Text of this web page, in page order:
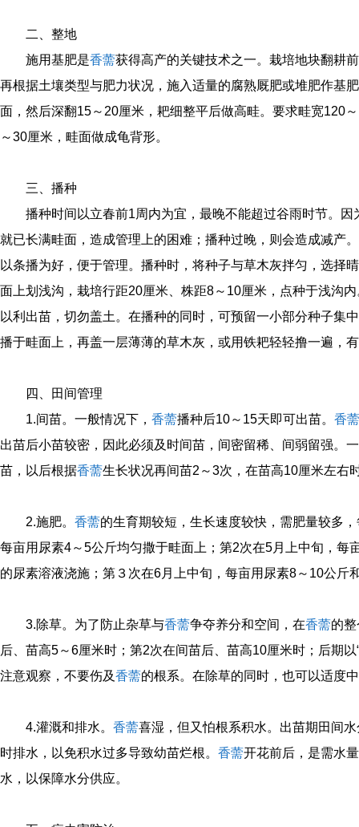
二、整地
施用基肥是香薷获得高产的关键技术之一。栽培地块翻耕
再根据土壤类型与肥力状况，施入适量的腐熟厩肥或堆肥作基
面，然后深翻15～20厘米，耙细整平后做高畦。要求畦宽120
～30厘米，畦面做成龟背形。
三、播种
播种时间以立春前1周内为宜，最晚不能超过谷雨时节。因
就已长满畦面，造成管理上的困难；播种过晚，则会造成减产
以条播为好，便于管理。播种时，将种子与草木灰拌匀，选择
面上划浅沟，栽培行距20厘米、株距8～10厘米，点种于浅沟
以利出苗，切勿盖土。在播种的同时，可预留一小部分种子集
播于畦面上，再盖一层薄薄的草木灰，或用铁耙轻轻撸一遍，
四、田间管理
1.间苗。一般情况下， 香薷播种后10～15天即可出苗。 香薷
出苗后小苗较密，因此必须及时间苗，间密留稀、间弱留强。
苗，以后根据香薷生长状况再间苗2～3次，在苗高10厘米左右
2.施肥。 香薷的生育期较短，生长速度较快，需肥量较多
每亩用尿素4～5公斤均匀撒于畦面上；第2次在5月上中旬，每
的尿素溶液浇施；第３次在6月上中旬，每亩用尿素8～10公斤
3.除草。为了防止杂草与香薷争夺养分和空间，在香薷的
后、苗高5～6厘米时；第2次在间苗后、苗高10厘米时；后期
注意观察，不要伤及香薷的根系。在除草的同时，也可以适度
4.灌溉和排水。 香薷喜湿，但又怕根系积水。出苗期田间
时排水，以免积水过多导致幼苗烂根。 香薷开花前后，是需水
水，以保障水分供应。